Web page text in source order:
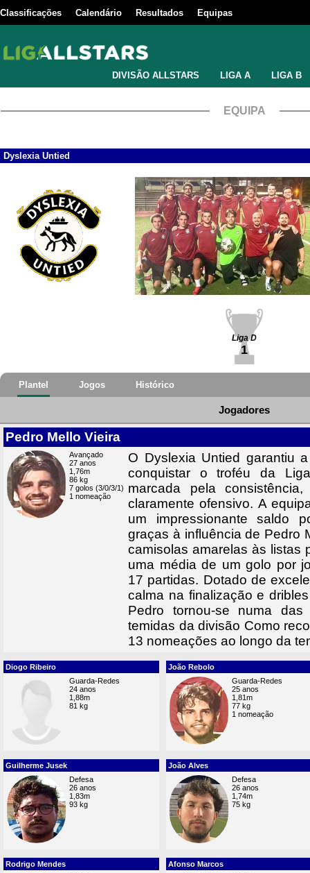
Classificações Calendário Resultados Equipas
DIVISÃO ALLSTARS LIGA A LIGA B
EQUIPA
Dyslexia Untied
Liga D
1
Plantel Jogos Histórico
Jogadores
Pedro Mello Vieira
Avançado
27 anos
1,76m
86 kg
7 golos (3/0/3/1)
1 nomeação
O Dyslexia Untied garantiu
conquistar o troféu da
marcada pela
claramente ofensivo. A
um impressionante saldo
graças à influência de Pedro
camisolas amarelas às listas
uma média de um golo por
17 partidas. Dotado de
calma na finalização e
Pedro tornou-se numa das
temidas da divisão Como
13 nomeações ao longo da
Diogo Ribeiro
Guarda-Redes
24 anos
1,88m
81 kg
João Rebolo
Guarda-Redes
25 anos
1,81m
77 kg
1 nomeação
Guilherme Jusek
Defesa
26 anos
1,83m
93 kg
João Alves
Defesa
26 anos
1,74m
75 kg
Rodrigo Mendes
Afonso Marcos